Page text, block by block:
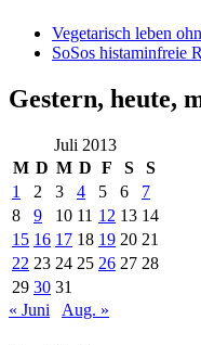
Vegetarisch leben
SoSos histaminfreie
Gestern, heute,
Juli 2013
M D M D F S
S
1
2 3 4 5 6
7
8
9 10 11 12 13 14
15 16 17 18 19 20 21
22 23 24 25 26 27 28
29 30 31
« Juni
Aug. »